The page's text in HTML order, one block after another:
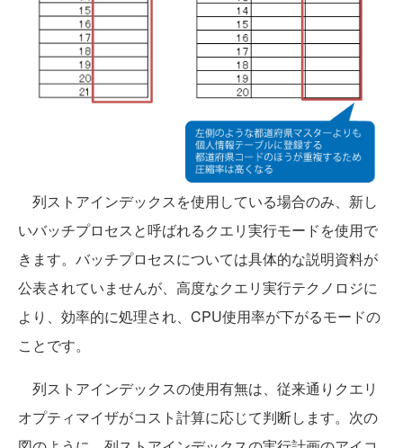
列ストアインデックスを使用している場合のみ、新し
いバッチプロセスと呼ばれるクエリ実行モードを使用で
きます。バッチプロセスについては具体的な説明資料が
公表されていませんが、高度なクエリ実行テクノロジに
より、効率的に処理され、CPU使用率が下がるモードの
ことです。
列ストアインデックスの使用有無は、従来通りクエリ
オプティマイザがコスト計算に応じて判断します。次の